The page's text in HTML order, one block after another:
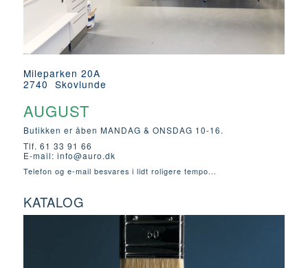
Mileparken 20A
2740 Skovlunde
AUGUST
Butikken er åben MANDAG & ONSDAG 10-16.
Tlf. 61 33 91 66
E-mail: info@auro.dk
Telefon og e-mail besvares i lidt roligere tempo...
KATALOG